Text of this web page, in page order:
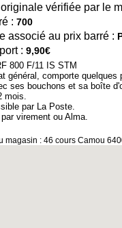
vérifiée par le
: 700
associé au prix barré :
: 9,90€
800 F/11 IS STM
général, comporte
ses bouchons et sa boîte
mois.
par La Poste.
virement ou Alma.
magasin : 46 cours Camou